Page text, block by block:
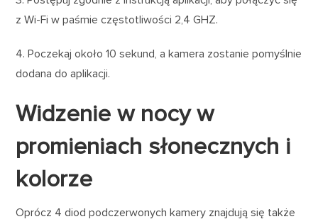
z Wi-Fi w paśmie częstotliwości 2,4 GHZ.
4. Poczekaj około 10 sekund, a kamera zostanie pomyślnie
dodana do aplikacji.
Widzenie w nocy w
promieniach słonecznych i
kolorze
Oprócz 4 diod podczerwonych kamery znajdują się także